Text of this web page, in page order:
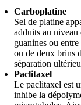
Carboplatine
Sel de platine
adduits au
guanines ou
ou de deux brins
séparation
Paclitaxel
Le paclitaxel est
inhibe la